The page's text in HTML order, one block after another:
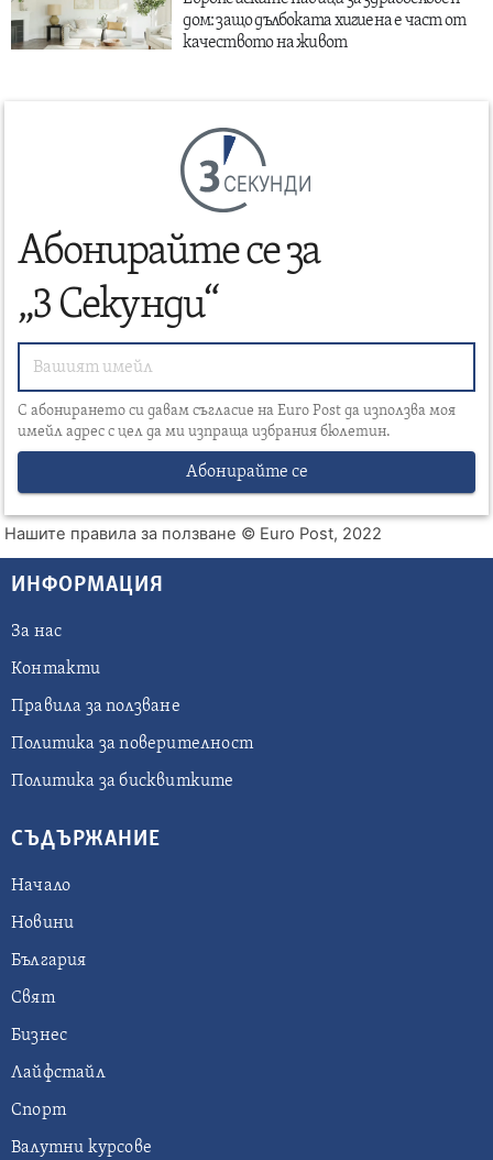
дом: защо дълбоката хигиена е част от
качеството на живот
СЕКУНДИ
Абонирайте се за
„3 Секунди“
С абонирането си давам съгласие на Euro Post да използва моя
имейл адрес с цел да ми изпраща избрания бюлетин.
Абонирайте се
Нашите правила за ползване © Euro Post, 2022
ИНФОРМАЦИЯ
За нас
Контакти
Правила за ползване
Политика за поверителност
Политика за бисквитките
СЪДЪРЖАНИЕ
Начало
Новини
България
Свят
Бизнес
Лайфстайл
Спорт
Валутни курсове